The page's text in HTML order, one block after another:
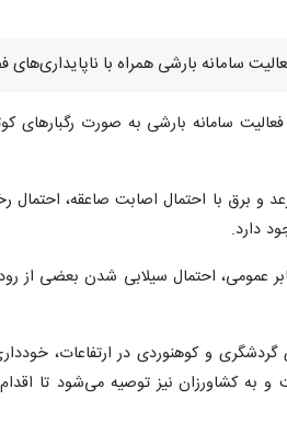
سامانه بارشی همراه با
فعالیت سامانه بارشی به صورت
و برق با احتمال اصابت صاعقه،
دارد.
عمومی، احتمال سیلابی شدن بعضی
و کوهنوردی در ارتفاعات،
کشاورزان نیز توصیه می‌شود تا